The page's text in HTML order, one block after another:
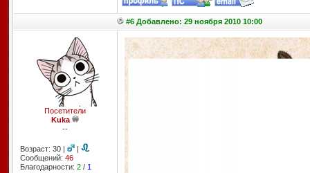
#6 Добавлено: 29 ноября 2010 10:00
Посетители
Kuka
--
Возраст: 30 |
|
Сообщений: 46
Благодарности: 2/ 1